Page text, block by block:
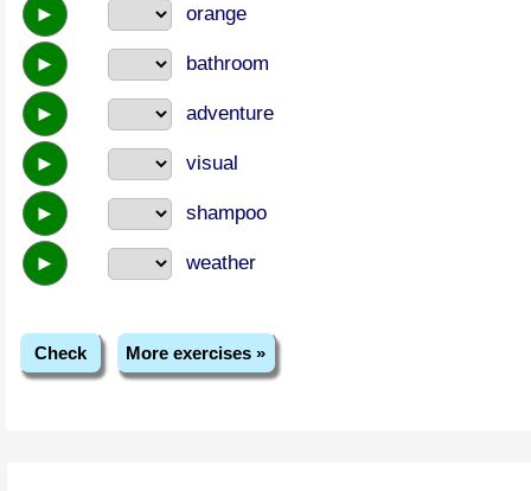
► orange
► bathroom
► adventure
► visual
► shampoo
► weather
Check More exercises »